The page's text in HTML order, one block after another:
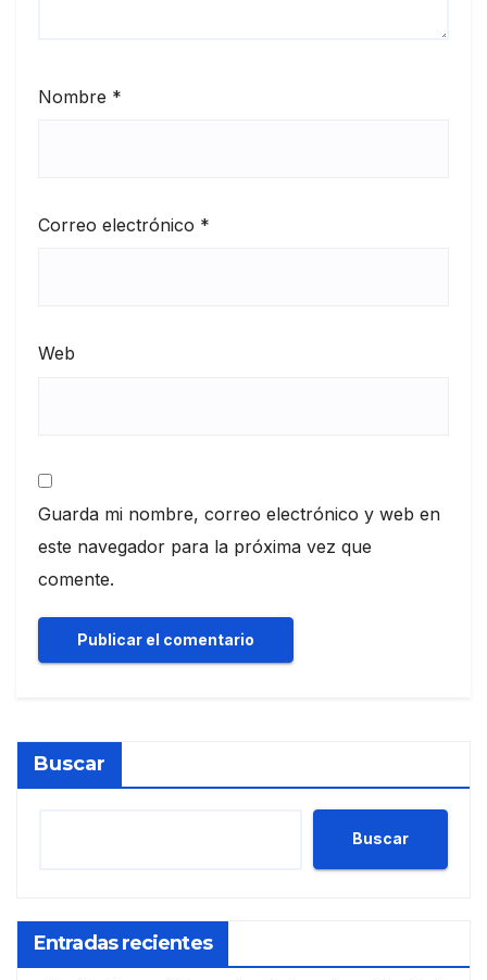
Nombre *
Correo electrónico *
Web
Guarda mi nombre, correo electrónico y web en
este navegador para la próxima vez que
comente.
Buscar
Buscar
Entradas recientes